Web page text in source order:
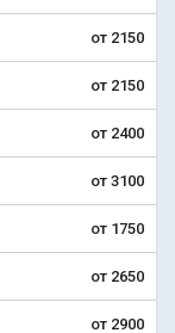
от 2150
от 2150
от 2400
от 3100
от 1750
от 2650
от 2900